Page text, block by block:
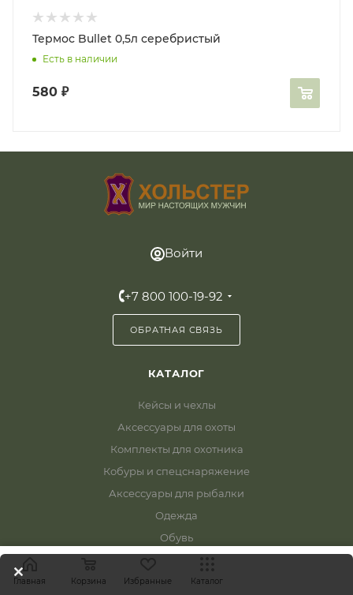
Термос Bullet 0,5л серебристый
Есть в наличии
580 ₽
Войти
+7 800 100-19-92
ОБРАТНАЯ СВЯЗЬ
КАТАЛОГ
Кейсы и чехлы
Аксессуары для охоты
Комплекты для охотника
Кобуры и спецснаряжение
Аксессуары для рыбалки
Одежда
Обувь
Главная Корзина Избранные Каталог